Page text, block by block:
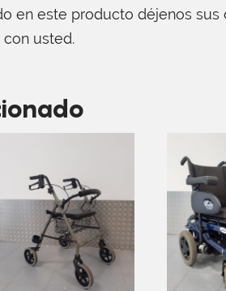
en este producto déjenos
usted.